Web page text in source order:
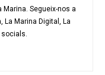
Segueix-nos a
La Marina Digital, La
socials.